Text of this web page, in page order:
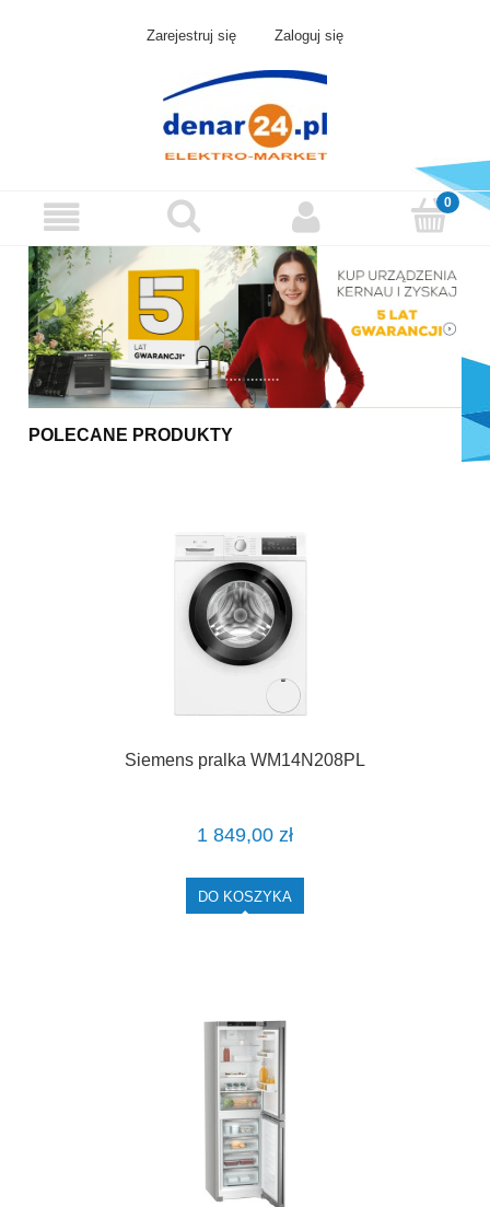
Zarejestruj się Zaloguj się
POLECANE PRODUKTY
Siemens pralka WM14N208PL
1 849,00 zł
DO KOSZYKA